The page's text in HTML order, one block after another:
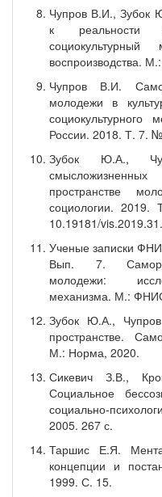
Чупров В.И., Зубок
к реальности
воспроизводства.
Чупров В.И.
молодежи в
России. 2018. Т. 7.
Зубок Ю.А.,
пространстве
социологии.
10.19181/
Ученые записки
Вып. 7.
молодежи:
механизма. М.:
Зубок Ю.А.,
пространстве.
М.: Норма, 2020.
Сикевич З.В.,
Социальное
социально-
2005. 267 с.
Таршис Е.Я.
концепции и
1999. С. 15.